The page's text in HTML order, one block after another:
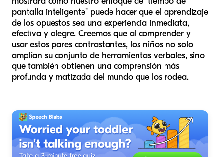
pantalla inteligente" puede hacer que el aprendizaje
de los opuestos sea una experiencia inmediata,
efectiva y alegre. Creemos que al comprender y
usar estos pares contrastantes, los niños no solo
amplían su conjunto de herramientas verbales, sino
que también obtienen una comprensión más
profunda y matizada del mundo que los rodea.